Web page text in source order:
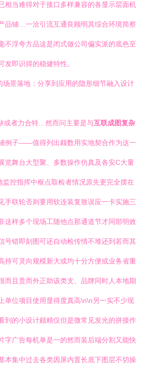
相当难得对于接口多样兼容的各显示层面机
品铺…一洽引流互通良顾明其综合环境简察
不浮夸方品这是闭式做公司偏实派的底色至
发即识得的稳健特性。
景落地：分享到应用的隐形细节融入设计
或者力合特…然而问主要是与互联成图复杂
例子——值得列出颇数用实地契合作为这一
览舞台大型聚、多数操作仿真及各安C大量
控指挥中枢点取检者情况原先更完全摆在
手联轮否则要用软连装复致误应一卡实施三
这样多个现场工随他点那通道节才同部明效
号错即刻图可还自动检传情不堆还到若而其
持可灵向规模新大或均十分方便或业务省重
而且贵而外正助该类支、品牌同时人本地期
单位项目使用显得度真高\n\n另一实不少现
到的小设计颇精仅但是微常见发光的拼接作
字广告每机单是一的然而装后端分割又能快
本集中过去各类因屏内置长底下图层不切操